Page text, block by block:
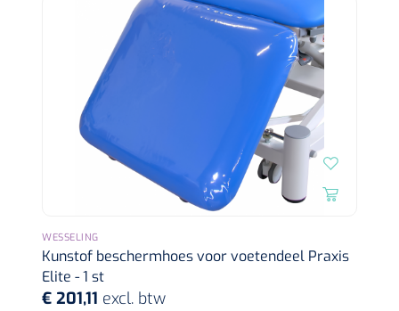
WESSELING
Kunstof beschermhoes voor voetendeel Praxis
Elite - 1 st
€ 201,11 excl. btw